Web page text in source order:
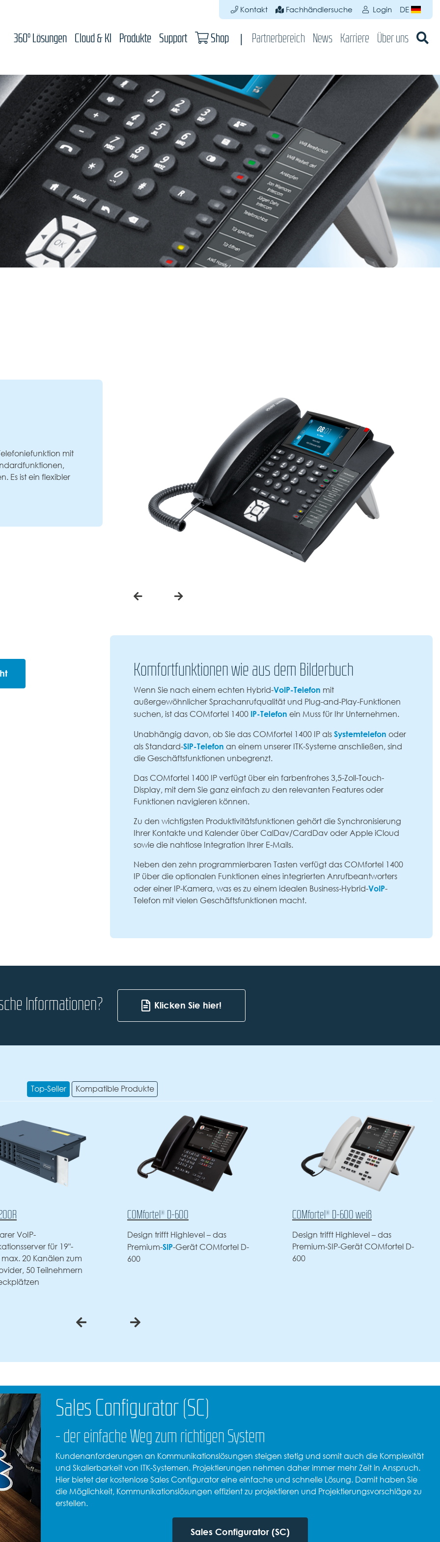
Kontakt Fachhändlersuche Login DE
360° Lösungen Cloud & KI Produkte Support Shop Partnerbereich News Karriere Über uns
mit
Es ist ein flexibler
Komfortfunktionen wie aus dem Bilderbuch
Wenn Sie nach einem echten Hybrid-VoIP-Telefon mit
außergewöhnlicher Sprachanrufqualität und Plug-and-Play-Funktionen
suchen, ist das COMfortel 1400 IP-Telefon ein Muss für Ihr Unternehmen.
Unabhängig davon, ob Sie das COMfortel 1400 IP alsSystemtelefon oder
als Standard-SIP-Telefon an einem unserer ITK-Systeme anschließen, sind
die Geschäftsfunktionen unbegrenzt.
Das COMfortel 1400 IP verfügt über ein farbenfrohes 3,5-Zoll-Touch-
Display, mit dem Sie ganz einfach zu den relevanten Features oder
Funktionen navigieren können.
Zu den wichtigsten Produktivitätsfunktionen gehört die Synchronisierung
Ihrer Kontakte und Kalender über CalDav/CardDav oder Apple iCloud
sowie die nahtlose Integration Ihrer E-Mails.
Neben den zehn programmierbaren Tasten verfügt das COMfortel 1400
IP über die optionalen Funktionen eines integrierten Anrufbeantworters
oder einer IP-Kamera, was es zu einem idealen Business-Hybrid-VoIP-
Telefon mit vielen Geschäftsfunktionen macht.
Informationen? Klicken Sie hier!
Top-Seller Kompatible Produkte
600
Highlevel – das
-Gerät COMfortel D-
COMfortel® D-600 weiß
Design trifft Highlevel – das
Premium-SIP-Gerät COMfortel D-
600
COMfortel® D-400
Homeoffice oder Büro ­– das SIP-
Telefon COMfortel D-400 ist die
professionelle Wahl
Sales Configurator (SC)
- der einfache Weg zum richtigen System
Kundenanforderungen an Kommunikationslösungen steigen stetig und somit auch die Komplexität
und Skalierbarkeit von ITK-Systemen. Projektierungen nehmen daher immer mehr Zeit in Anspruch.
Hier bietet der kostenlose Sales Configurator eine einfache und schnelle Lösung. Damit haben Sie
die Möglichkeit, Kommunikationslösungen effizient zu projektieren und Projektierungsvorschläge zu
erstellen.
Sales Configurator (SC)